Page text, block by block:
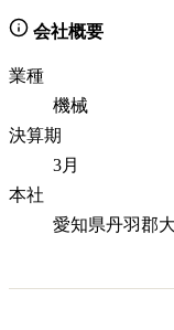
会社概要
業種
機械
決算期
3月
本社
愛知県丹羽郡